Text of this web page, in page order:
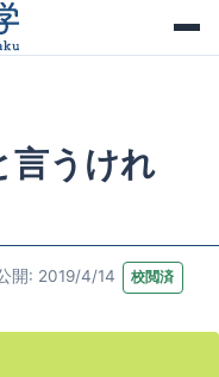
言うけれ
開: 2019/4/14 校閲済